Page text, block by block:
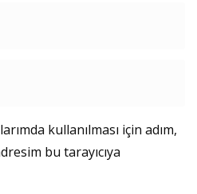
kullanılması için adım,
bu tarayıcıya